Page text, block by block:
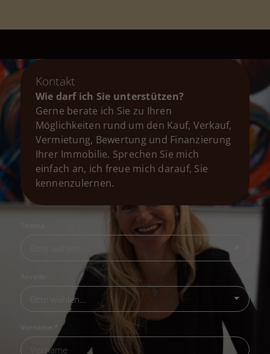
Kontakt
Wie darf ich Sie unterstützen?
Gerne berate ich Sie zu Ihren
Möglichkeiten rund um den Kauf, Verkauf,
Vermietung, Bewertung und Finanzierung
Ihrer Immobilie. Sprechen Sie mich
einfach an, ich freue mich darauf, Sie
kennenzulernen.
Vorname